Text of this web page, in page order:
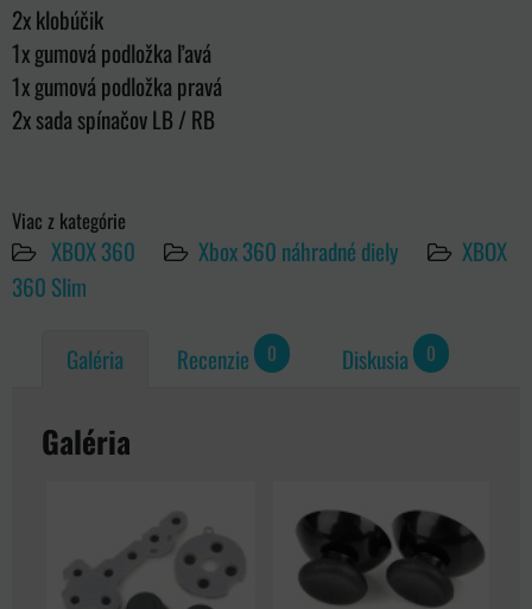
2x klobúčik
1x gumová podložka ľavá
1x gumová podložka pravá
2x sada spínačov LB / RB
Viac z kategórie
XBOX 360 Xbox 360 náhradné diely
XBOX
360 Slim
Galéria Recenzie 0 Diskusia 0
Galéria